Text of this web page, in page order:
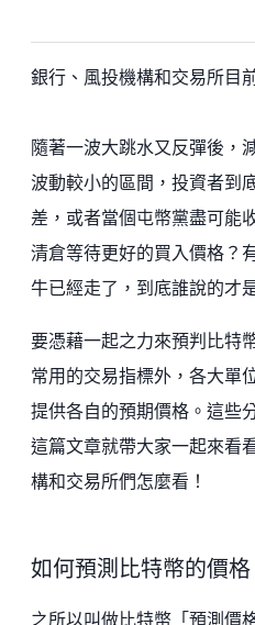
銀行、風投機構和交易所目
隨著一波大跳水又反彈後，
波動較小的區間，投資者到
差，或者當個屯幣黨盡可能
清倉等待更好的買入價格？
牛已經走了，到底誰說的才
要憑藉一起之力來預判比特
常用的交易指標外，各大單
提供各自的預期價格。這些
這篇文章就帶大家一起來看
構和交易所們怎麼看！
如何預測比特幣的價格
之所以叫做比特幣「預測價